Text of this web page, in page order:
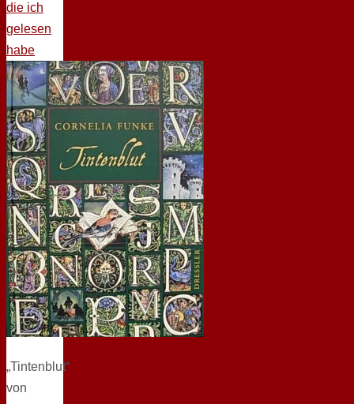
die ich
gelesen
habe
„Tintenblut“
von